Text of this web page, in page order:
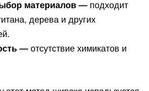
материалов — подходит
дерева и других
— отсутствие химикатов и